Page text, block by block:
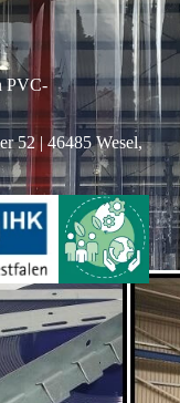
PVC-
52 | 46485 Wesel,